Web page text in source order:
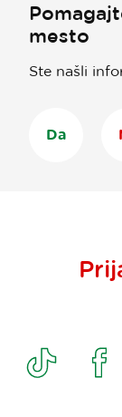
mesto
Ste našli
Da